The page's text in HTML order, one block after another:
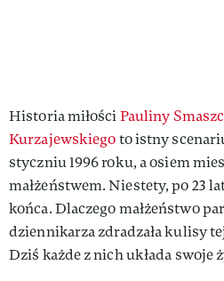
Historia miłościPauliny
Kurzajewskiegoto istny
styczniu 1996 roku, a osiem
małżeństwem. Niestety, po 23
końca. Dlaczego małżeństwo
dziennikarza zdradzała kulisy
Dziś każde z nich układa swoje